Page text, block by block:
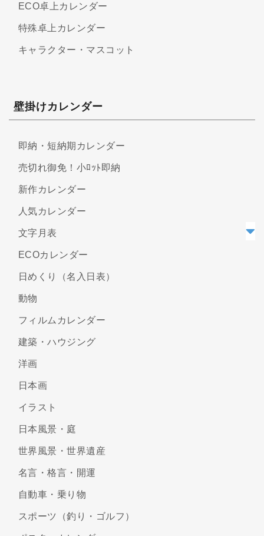
ECO卓上カレンダー
特殊卓上カレンダー
キャラクター・マスコット
壁掛けカレンダー
即納・短納期カレンダー
売切れ御免！小ﾛｯﾄ即納
新作カレンダー
人気カレンダー
文字月表
ECOカレンダー
日めくり（名入日表）
動物
フィルムカレンダー
建築・ハウジング
洋画
日本画
イラスト
日本風景・庭
世界風景・世界遺産
名言・格言・開運
自動車・乗り物
スポーツ（釣り・ゴルフ）